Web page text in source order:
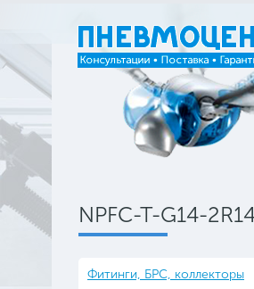
NPFC-T-G14-
Фитинги, БРС, коллекторы